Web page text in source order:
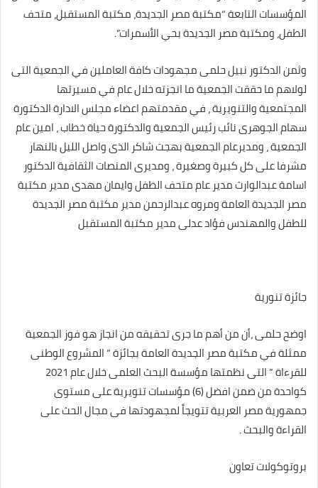
المؤسسات التابعة “مكتبة مصر الجديدة، مكتبة المستقبل، متحف
الطفل، ومكتبة مصر الجديدة بحي الأسمرات”.
وثمن الدكتور نبيل حلمى مجهودات كافة العاملين في الجمعية التى
لولاهم ما حققت الجمعية ما انجزته خلال عام في مسيرتها
المجتمعية والتنويرية ، في مقدمتهم اعضاء مجلس الادارة الدكتورة
سهام الجوهرى نائب رئيس الجمعية والدكتورة حياة خطاب ، امين عام
الجمعية ، ومديرعام الجمعية بهجت شاكر الذى واصل الليل بالنهار
مشرفا على كل كبيرة وصغيرة ، ومديرى المنصات الثقافية الدكتور
اسامة عبدالوارث مدير عام متحف الطفل وايمان مهدى مدير مكتبة
مصر الجديدة العامة ومروه عبدالرحمن مدير مكتبة مصر الجديدة
للطفل والمهندس فؤاد عدلى مدير مكتبة المستقبل
جائزة تنورية
اوضح حلمى ،أن من أهم ما جرى تحقيقه من انجاز هو فوز الجمعية
ممثلة في مكتبة مصر الجديدة العامة بجائزة ” المشروع الوطنى
للقرءاة ” التى نظمتها مؤسسة البحث العلمى خلال عام 2021
كواحدة من ضمن افضل (6) مؤسسات تنويرية على مستوى
جمهورية مصر العربية تتويجاً لمجهودتها فى مجال الحث على
القراءة والبحث .
بروتوكولات تعاون